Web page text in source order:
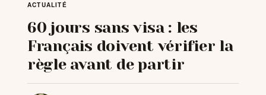
VISITER
MÉTÉO
ACTUALITÉ
60 jours sans visa : les
Français doivent vérifier la
règle avant de partir